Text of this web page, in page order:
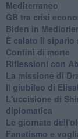
Mediterraneo
GB tra crisi
Biden in
È calato il
Confini di morte
Riflessioni con
La missione di
Il giubileo di
L'uccisione di
diplomatica
Le giornate
Fanatismo e